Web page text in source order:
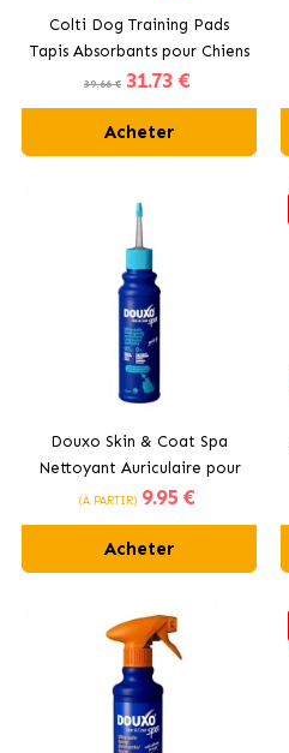
Colti Dog Training Pads
Tapis Absorbants pour Chiens
60x90 cm
39.66 € 31.73 €
Acheter
Douxo Skin & Coat Spa
Nettoyant Auriculaire pour
chiens
(À PARTIR) 9.95 €
Acheter